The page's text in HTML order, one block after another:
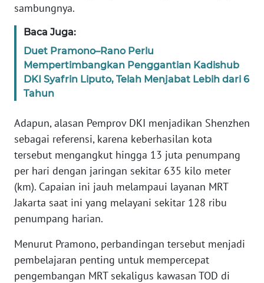
sambungnya.
Baca Juga:
Duet Pramono–Rano Perlu
Mempertimbangkan Penggantian Kadishub
DKI Syafrin Liputo, Telah Menjabat Lebih dari 6
Tahun
Adapun, alasan Pemprov DKI menjadikan Shenzhen
sebagai referensi, karena keberhasilan kota
tersebut mengangkut hingga 13 juta penumpang
per hari dengan jaringan sekitar 635 kilo meter
(km). Capaian ini jauh melampaui layanan MRT
Jakarta saat ini yang melayani sekitar 128 ribu
penumpang harian.
Menurut Pramono, perbandingan tersebut menjadi
pembelajaran penting untuk mempercepat
pengembangan MRT sekaligus kawasan TOD di
Regional
SUMUT
WN
WN
JABAR
WN
BANTEN
WN
WN
KEPRI